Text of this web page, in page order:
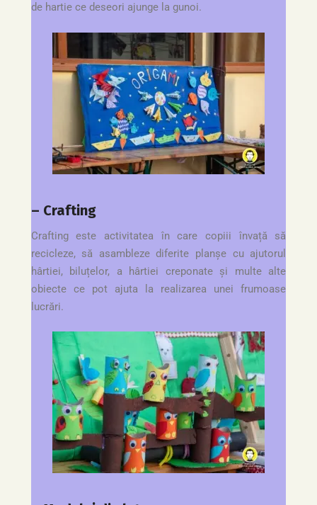
de hartie ce deseori ajunge la gunoi.
– Crafting
Crafting este activitatea în care copiii învață să
recicleze, să asambleze diferite planșe cu ajutorul
hârtiei, biluțelor, a hârtiei creponate și multe alte
obiecte ce pot ajuta la realizarea unei frumoase
lucrări.